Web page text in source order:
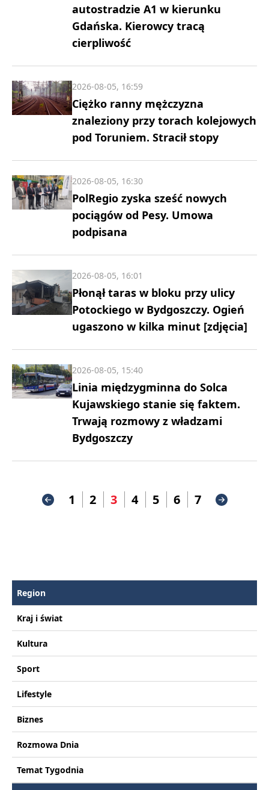
autostradzie A1 w kierunku
Gdańska. Kierowcy tracą
cierpliwość
Ciężko ranny mężczyzna
znaleziony przy torach kolejowych
pod Toruniem. Stracił stopy
2026-08-05, 16:59
PolRegio zyska sześć nowych
pociągów od Pesy. Umowa
podpisana
2026-08-05, 16:30
Płonął taras w bloku przy ulicy
Potockiego w Bydgoszczy. Ogień
ugaszono w kilka minut [zdjęcia]
2026-08-05, 16:01
Linia międzygminna do Solca
Kujawskiego stanie się faktem.
Trwają rozmowy z władzami
Bydgoszczy
2026-08-05, 15:40
1 2 3 4 5 6 7
Region
Kraj i świat
Kultura
Sport
Lifestyle
Biznes
Rozmowa Dnia
Temat Tygodnia